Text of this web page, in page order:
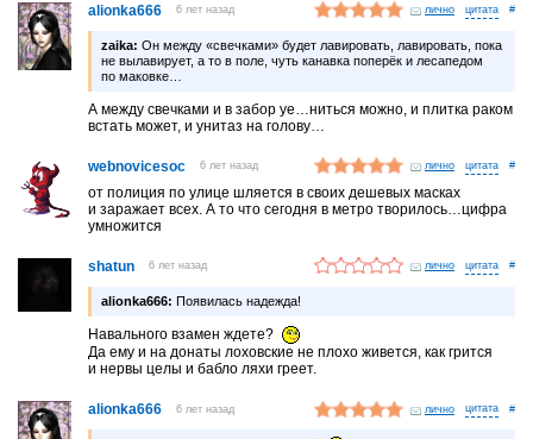
alionka666 6 лет назад лично #
zaika: Он между «свечками» будет лавировать, лавировать, пока
не вылавирует, а то в поле, чуть канавка поперёк и лесапедом
по маковке…
А между свечками и в забор уе…ниться можно, и плитка раком
встать может, и унитаз на голову…
webnovicesoc 6 лет назад лично #
от полиция по улице шляется в своих дешевых масках
и заражает всех. А то что сегодня в метро творилось…цифра
умножится
shatun 6 лет назад лично #
alionka666: Появилась надежда!
Навального взамен ждете?
Да ему и на донаты лоховские не плохо живется, как грится
и нервы целы и бабло ляхи греет.
alionka666 6 лет назад лично #